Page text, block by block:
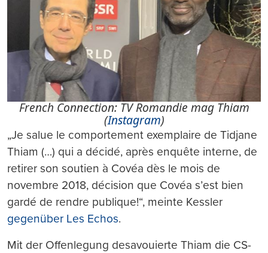
French Connection: TV Romandie mag Thiam
(Instagram)
„Je salue le comportement exemplaire de Tidjane
Thiam (…) qui a décidé, après enquête interne, de
retirer son soutien à Covéa dès le mois de
novembre 2018, décision que Covéa s’est bien
gardé de rendre publique!“, meinte Kessler
gegenüber Les Echos.
Mit der Offenlegung desavouierte Thiam die CS-